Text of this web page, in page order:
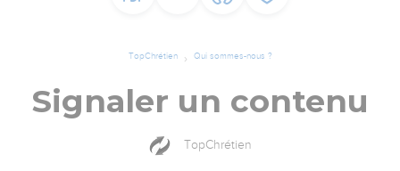
TopChrétien Qui sommes-nous ?
Signaler un contenu
TopChrétien